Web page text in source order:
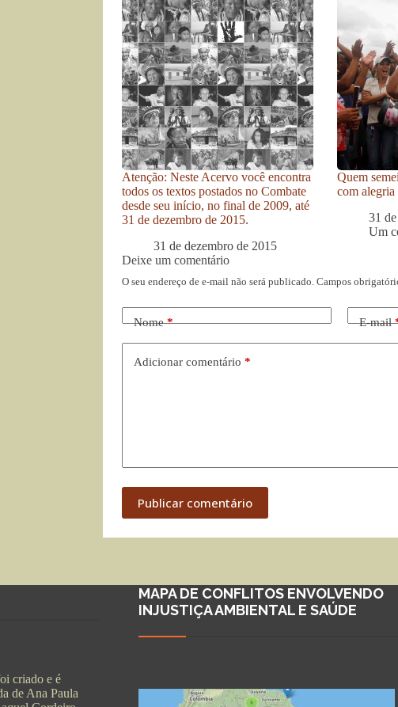
Atenção: Neste Acervo você encontra
todos os textos postados no Combate
desde seu início, no final de 2009, até
31 de dezembro de 2015.
31 de dezembro de 2015
Quem
com alegria
31
Um
Deixe um comentário
O seu endereço de e-mail não será publicado. Campos
Nome* E-mail
Adicionar comentário *
Publicar comentário
criado e é
de Ana Paula
MAPA DE CONFLITOS ENVOLVENDO
INJUSTIÇA AMBIENTAL E SAÚDE